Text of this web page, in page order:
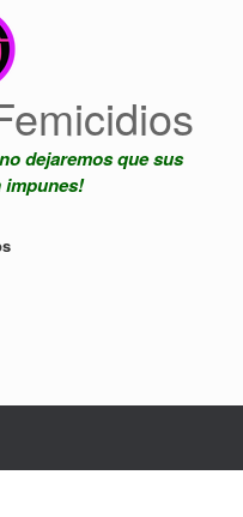
dejaremos que sus
impunes!